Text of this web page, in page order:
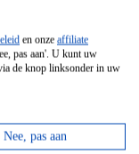
en onze affiliate
pas aan'. U kunt uw
de knop linksonder in uw
Nee, pas aan